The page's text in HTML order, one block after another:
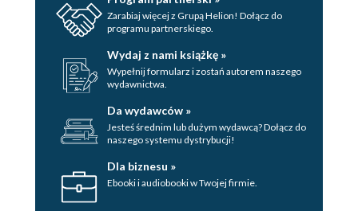
Biblioteki GLFW i GLM 384 Biblioteka GLM 384 Dodanie
biblioteki GLM do projektu 384 Przykład użycia funkcji
GLM 385 Biblioteka GLFW 388 Dodanie biblioteki GLFW
do projektu 388 Inicjowanie okna z użyciem GLFW 389
Pętla główna 393 Obsługa zdarzeń 394
Zarabiaj więcej z Grupą Helion! Dołącz do
programu partnerskiego.
Wydaj z nami książkę »
Wypełnij formularz i zostań autorem naszego
wydawnictwa.
Da wydawców »
Jesteś średnim lub dużym wydawcą? Dołącz do
naszego systemu dystrybucji!
Dla biznesu »
Ebooki i audiobooki w Twojej firmie.